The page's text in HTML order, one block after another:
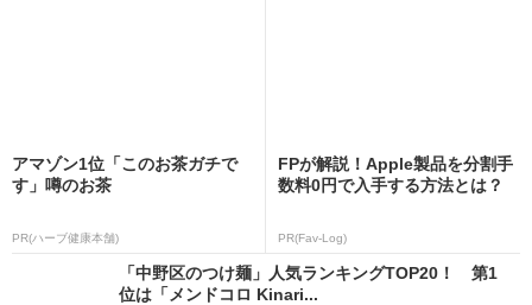
アマゾン1位「このお茶ガチで
す」噂のお茶
PR(ハーブ健康本舗)
FPが解説！Apple製品を分割手
数料0円で入手する方法とは？
PR(Fav-Log)
「中野区のつけ麺」人気ランキングTOP20！ 第1
位は「メンドコロ Kinari...